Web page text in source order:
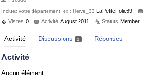
Incluez votre département, ex : Herve_33 LaPetiteFolie89
Visites 0 Activité August 2011 Statuts Member
Activité Discussions 1 Réponses
Activité
Aucun élément.